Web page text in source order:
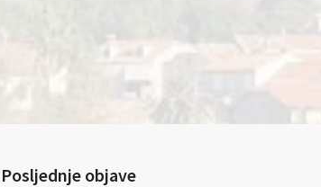
Posljednje objave